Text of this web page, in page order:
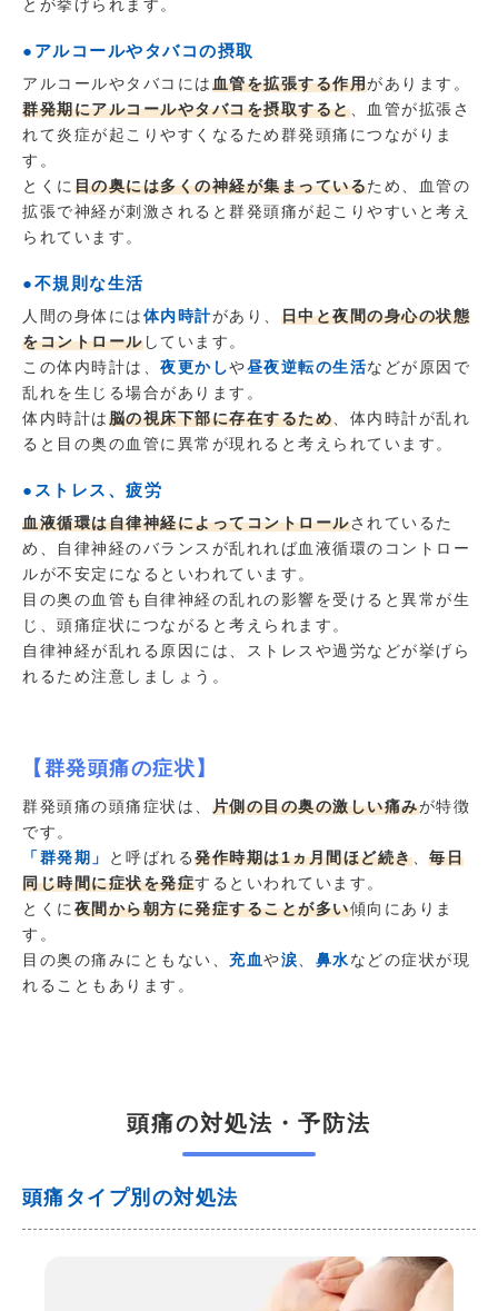
とが挙げられます。
●アルコールやタバコの摂取
アルコールやタバコには血管を拡張する作用があります。
群発期にアルコールやタバコを摂取すると、血管が拡張さ
れて炎症が起こりやすくなるため群発頭痛につながりま
す。
とくに目の奥には多くの神経が集まっているため、血管の
拡張で神経が刺激されると群発頭痛が起こりやすいと考え
られています。
●不規則な生活
人間の身体には体内時計があり、 日中と夜間の身心の状態
をコントロールしています。
この体内時計は、 夜更かしや昼夜逆転の生活などが原因で
乱れを生じる場合があります。
体内時計は脳の視床下部に存在するため 、体内時計が乱れ
ると目の奥の血管に異常が現れると考えられています。
●ストレス、疲労
血液循環は自律神経によってコントロールされているた
め、自律神経のバランスが乱れれば血液循環のコントロー
ルが不安定になるといわれています。
目の奥の血管も自律神経の乱れの影響を受けると異常が生
じ、頭痛症状につながると考えられます。
自律神経が乱れる原因には、ストレスや過労などが挙げら
れるため注意しましょう。
【群発頭痛の症状】
群発頭痛の頭痛症状は、 片側の目の奥の激しい痛みが特徴
です。
「群発期」
と呼ばれる発作時期は1ヵ月間ほど続き、 毎日
同じ時間に症状を発症するといわれています。
とくに 夜間から朝方に発症することが多い傾向にありま
す。
目の奥の痛みにともない、 充血や涙 鼻水などの症状が現
れることもあります。
頭痛の対処法・予防法
頭痛タイプ別の対処法